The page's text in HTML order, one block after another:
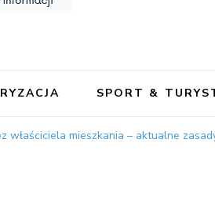
SPORT &
właściciela mieszkania – aktualne